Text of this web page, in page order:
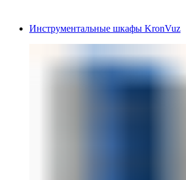
Инструментальные шкафы KronVuz